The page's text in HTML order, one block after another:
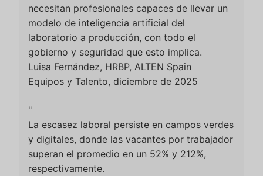
necesitan profesionales capaces de llevar un
modelo de inteligencia artificial del
laboratorio a producción, con todo el
gobierno y seguridad que esto implica.
Luisa Fernández, HRBP, ALTEN Spain
Equipos y Talento, diciembre de 2025
"
La escasez laboral persiste en campos verdes
y digitales, donde las vacantes por trabajador
superan el promedio en un 52% y 212%,
respectivamente.